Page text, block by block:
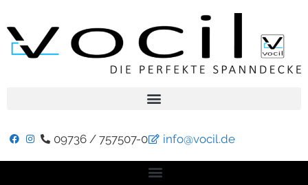
09736 / 757507-0 info@vocil.de